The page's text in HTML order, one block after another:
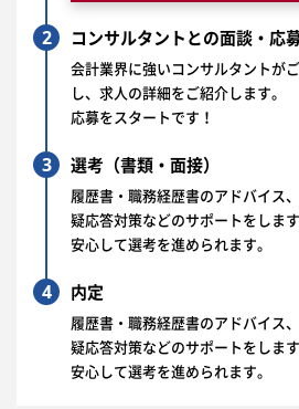
2 コンサルタントとの面談・応
会計業界に強いコンサルタントが
し、求人の詳細をご紹介します。
応募をスタートです！
3 選考（書類・面接）
履歴書・職務経歴書のアドバイス
疑応答対策などのサポートをします
安心して選考を進められます。
4 内定
履歴書・職務経歴書のアドバイス
疑応答対策などのサポートをします
安心して選考を進められます。